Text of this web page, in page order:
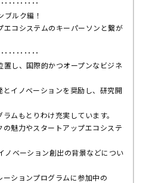
･････････
ルク編！
コシステムのキーパーソンと繋が
･････････
し、国際的かつオープンなビジネ
イノベーションを奨励し、研究開
ムもとりわけ充実しています。
魅力やスタートアップエコシステ
ノベーション創出の背景などについ
ションプログラムに参加中の